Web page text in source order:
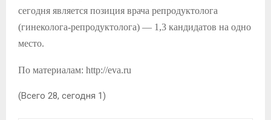
сегодня является позиция врача репродуктолога
(гинеколога-репродуктолога) — 1,3 кандидатов на одно
место.
По материалам: http://eva.ru
(Всего 28, сегодня 1)